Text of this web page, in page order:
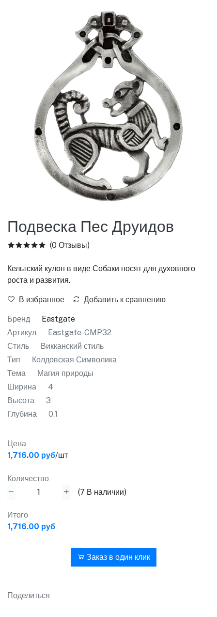
Подвеска Пес Друидов
(0 Отзывы)
Кельтский кулон в виде Собаки носят для духовного
роста и развития.
В избранное Добавить к сравнению
Бренд
Eastgate
Артикул
Eastgate-CMP32
Стиль
Викканский стиль
Тип
Колдовская Символика
Тема
Магия природы
Ширина
4
Высота
3
Глубина
0.1
Цена
1,716.00 руб/шт
Количество
(7 В наличии)
Итого
1,716.00 руб
Заказ в один клик
Поделиться